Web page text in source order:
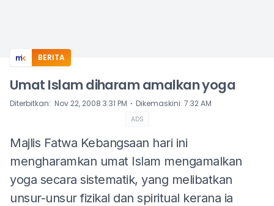
BERITA
Umat Islam diharam amalkan yoga
Diterbitkan: Nov 22, 2008 3:31 PM ⋅ Dikemaskini: 7:32 AM
ADS
Majlis Fatwa Kebangsaan hari ini
mengharamkan umat Islam mengamalkan
yoga secara sistematik, yang melibatkan
unsur-unsur fizikal dan spiritual kerana ia